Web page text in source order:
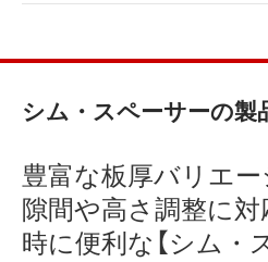
シム・スペーサーの製
豊富な板厚バリエ
隙間や高さ調整に
時に便利な【シム・